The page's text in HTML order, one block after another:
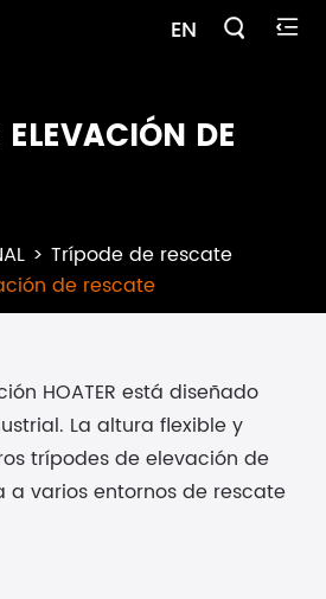
EN  
DE
Trípode de rescate
de rescate
HOATER está diseñado
La altura flexible y
trípodes de elevación de
varios entornos de rescate